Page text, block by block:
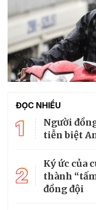
ĐỌC NHIỀU
1
Người
tiễn biệt
2
Ký ức của
thành
đồng đội